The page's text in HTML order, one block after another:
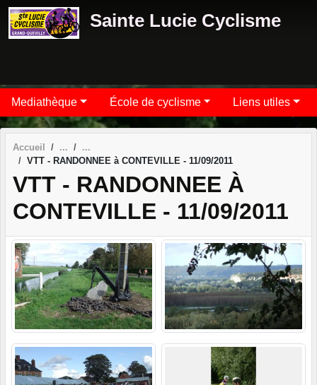
Sainte Lucie Cyclisme
Mediathèque École de cyclisme Liens utiles
Accueil
VTT - RANDONNEE à CONTEVILLE - 11/09/2011
VTT - RANDONNEE À
CONTEVILLE - 11/09/2011
Panneau de gestion des cookies